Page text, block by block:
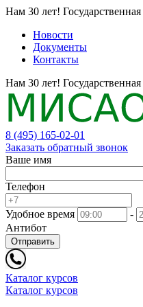
Нам 30 лет! Государственная
Новости
Документы
Контакты
Нам 30 лет! Государственная
8 (495) 165-02-01
Заказать обратный звонок
Ваше имя
Телефон
Удобное время
-
Антибот
Отправить
Каталог курсов
Каталог курсов